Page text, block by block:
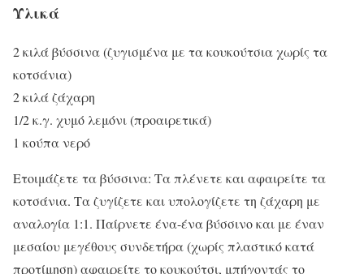
Υλικά
2 κιλά βύσσινα (ζυγισμένα με τα κουκούτσια χωρίς τα
κοτσάνια)
2 κιλά ζάχαρη
1/2 κ.γ. χυμό λεμόνι (προαιρετικά)
1 κούπα νερό
Ετοιμάζετε τα βύσσινα: Τα πλένετε και αφαιρείτε τα
κοτσάνια. Τα ζυγίζετε και υπολογίζετε τη ζάχαρη με
αναλογία 1:1. Παίρνετε ένα-ένα βύσσινο και με έναν
μεσαίου μεγέθους συνδετήρα (χωρίς πλαστικό κατά
προτίμηση) αφαιρείτε το κουκούτσι, μπήγοντάς το